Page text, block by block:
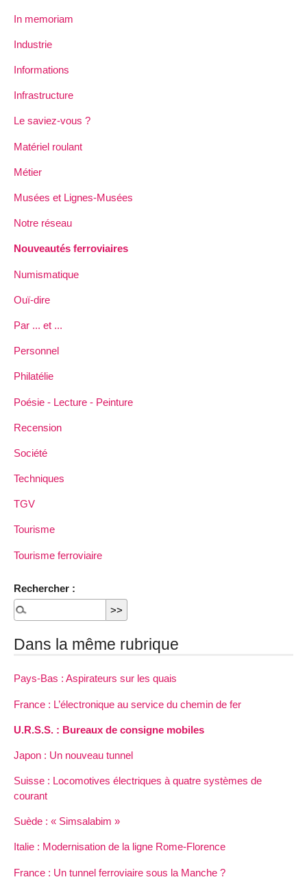
In memoriam
Industrie
Informations
Infrastructure
Le saviez-vous ?
Matériel roulant
Métier
Musées et Lignes-Musées
Notre réseau
Nouveautés ferroviaires
Numismatique
Ouï-dire
Par ... et ...
Personnel
Philatélie
Poésie - Lecture - Peinture
Recension
Société
Techniques
TGV
Tourisme
Tourisme ferroviaire
Rechercher :
Dans la même rubrique
Pays-Bas : Aspirateurs sur les quais
France : L’électronique au service du chemin de fer
U.R.S.S. : Bureaux de consigne mobiles
Japon : Un nouveau tunnel
Suisse : Locomotives électriques à quatre systèmes de
courant
Suède : « Simsalabim »
Italie : Modernisation de la ligne Rome-Florence
France : Un tunnel ferroviaire sous la Manche ?